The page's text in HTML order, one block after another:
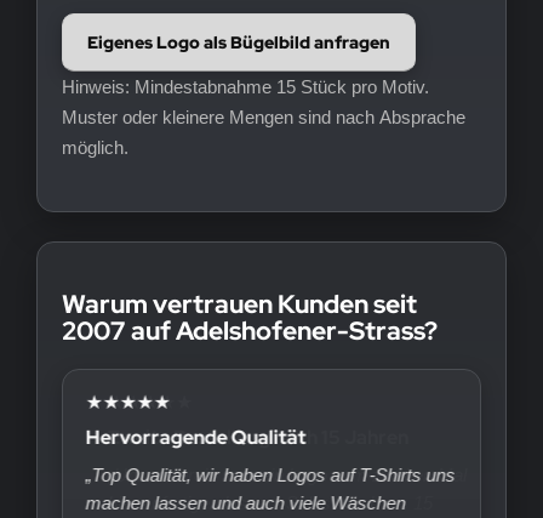
Eigenes Logo als Bügelbild anfragen
Hinweis: Mindestabnahme 15 Stück pro Motiv.
Muster oder kleinere Mengen sind nach Absprache
möglich.
Warum vertrauen Kunden seit
2007 auf Adelshofener-Strass?
★★★★★
Hervorragende Qualität
„Top Qualität, wir haben Logos auf T-Shirts uns
machen lassen und auch viele Wäschen